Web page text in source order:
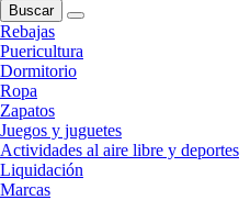
Buscar
Rebajas
Puericultura
Dormitorio
Ropa
Zapatos
Juegos y juguetes
Actividades al aire libre y deportes
Liquidación
Marcas